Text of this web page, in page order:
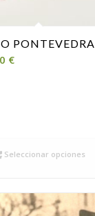
PONTEVEDRA
€Rango
350,00 €
Seleccionar opciones